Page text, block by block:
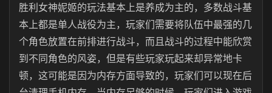
胜利女神妮姬的玩法基本上是养成为主的，多数战斗基
本上都是单人战役为主，玩家们需要将队伍中最强的几
个角色放置在前排进行战斗，而且战斗的过程中能欣赏
到不同角色的风姿，但是有些玩家玩起来却异常地卡
顿，这可能是因为内存方面导致的，玩家们可以现在后